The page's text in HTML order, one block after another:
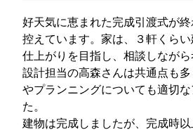
好天気に恵まれた完成引渡式が
控えています。家は、３軒くら
仕上がりを目指し、相談しながら
設計担当の高森さんは共通点も
やプランニングについても適切
た。
建物は完成しましたが、完成時